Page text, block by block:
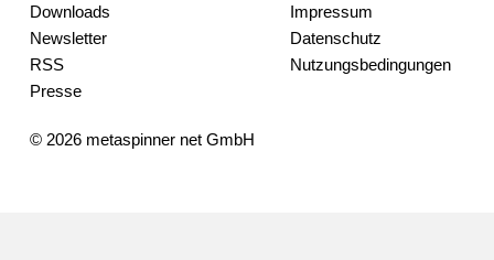
Downloads
Newsletter
RSS
Presse
Impressum
Datenschutz
Nutzungsbedingungen
© 2026 metaspinner net GmbH